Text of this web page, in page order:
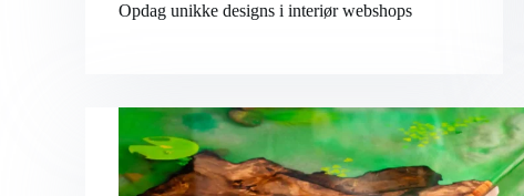
Opdag unikke designs i interiør webshops